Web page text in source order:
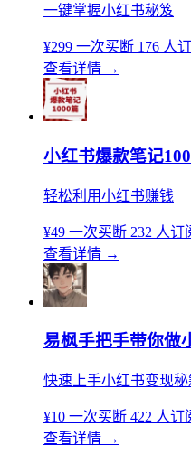
一键掌握小红书秘笈
¥299 一次买断 176 人
查看详情 →
小红书爆款笔记
轻松利用小红书赚钱
¥49 一次买断 232 人订
查看详情 →
易枫手把手带你做
快速上手小红书变现秘
¥10 一次买断 422 人订
查看详情 →